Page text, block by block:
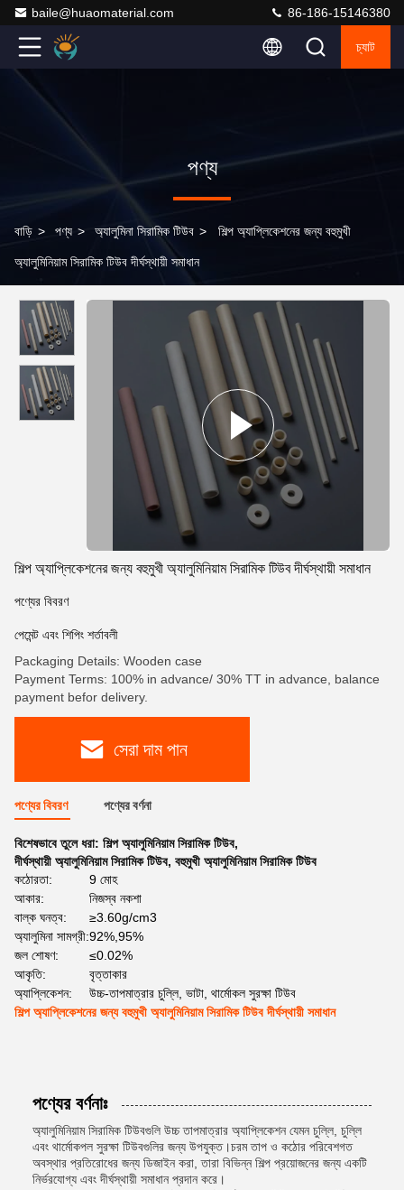
baile@huaomaterial.com 86-186-15146380
চ্যাট
পণ্য
বাড়ি > পণ্য > অ্যালুমিনা সিরামিক টিউব > শিল্প অ্যাপ্লিকেশনের জন্য বহুমুখী
অ্যালুমিনিয়াম সিরামিক টিউব দীর্ঘস্থায়ী সমাধান
শিল্প অ্যাপ্লিকেশনের জন্য বহুমুখী অ্যালুমিনিয়াম সিরামিক টিউব দীর্ঘস্থায়ী সমাধান
পণ্যের বিবরণ
পেমেন্ট এবং শিপিং শর্তাবলী
Packaging Details: Wooden case
Payment Terms: 100% in advance/ 30% TT in advance, balance
payment befor delivery.
সেরা দাম পান
পণ্যের বিবরণ পণ্যের বর্ণনা
বিশেষভাবে তুলে ধরা: শিল্প অ্যালুমিনিয়াম সিরামিক টিউব,
দীর্ঘস্থায়ী অ্যালুমিনিয়াম সিরামিক টিউব, বহুমুখী অ্যালুমিনিয়াম সিরামিক টিউব
কঠোরতা:
9 মোহ
আকার:
নিজস্ব নকশা
বাল্ক ঘনত্ব:
≥3.60g/cm3
অ্যালুমিনা সামগ্রী:92%,95%
জল শোষণ:
≤0.02%
আকৃতি:
বৃত্তাকার
অ্যাপ্লিকেশন:
উচ্চ-তাপমাত্রার চুল্লি, ভাটা, থার্মোকল সুরক্ষা টিউব
শিল্প অ্যাপ্লিকেশনের জন্য বহুমুখী অ্যালুমিনিয়াম সিরামিক টিউব দীর্ঘস্থায়ী সমাধান
পণ্যের বর্ণনাঃ
অ্যালুমিনিয়াম সিরামিক টিউবগুলি উচ্চ তাপমাত্রার অ্যাপ্লিকেশন যেমন চুল্লি, চুল্লি
এবং থার্মোকপল সুরক্ষা টিউবগুলির জন্য উপযুক্ত।চরম তাপ ও কঠোর পরিবেশগত
অবস্থার প্রতিরোধের জন্য ডিজাইন করা, তারা বিভিন্ন শিল্প প্রয়োজনের জন্য একটি
নির্ভরযোগ্য এবং দীর্ঘস্থায়ী সমাধান প্রদান করে।